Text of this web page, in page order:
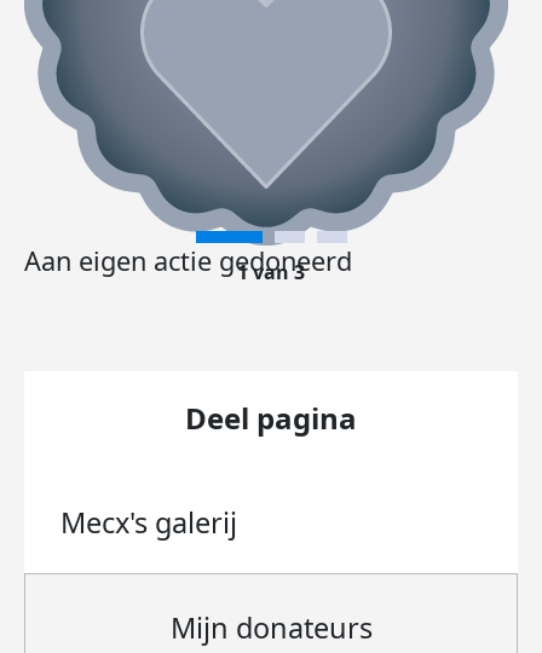
Aan eigen actie gedoneerd
1 van 3
Deel pagina
Mecx's galerij
Mijn donateurs